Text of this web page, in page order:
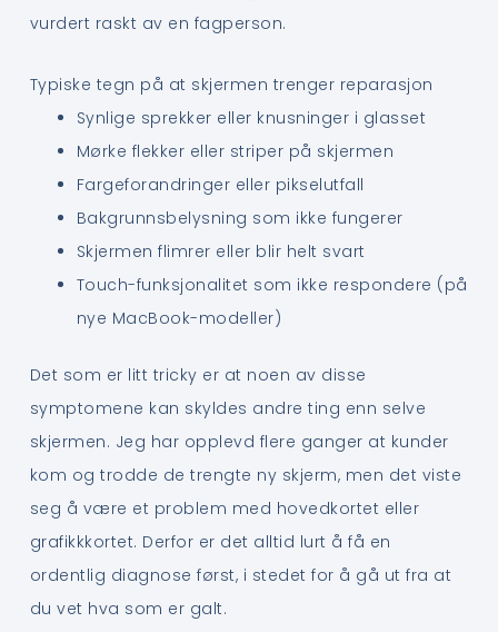
vurdert raskt av en fagperson.
Typiske tegn på at skjermen trenger reparasjon
Synlige sprekker eller knusninger i glasset
Mørke flekker eller striper på skjermen
Fargeforandringer eller pikselutfall
Bakgrunnsbelysning som ikke fungerer
Skjermen flimrer eller blir helt svart
Touch-funksjonalitet som ikke respondere (på
nye MacBook-modeller)
Det som er litt tricky er at noen av disse
symptomene kan skyldes andre ting enn selve
skjermen. Jeg har opplevd flere ganger at kunder
kom og trodde de trengte ny skjerm, men det viste
seg å være et problem med hovedkortet eller
grafikkkortet. Derfor er det alltid lurt å få en
ordentlig diagnose først, i stedet for å gå ut fra at
du vet hva som er galt.